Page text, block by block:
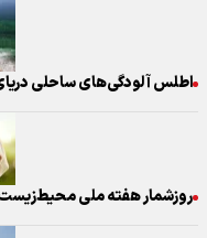
اطلس آلودگی‌های ساحلی
روزشمار هفته ملی